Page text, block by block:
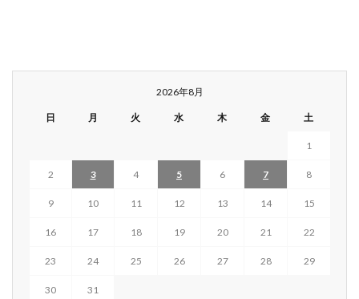
2026年8月
日 月 火 水 木 金 土
1
2 3 4 5 6 7 8
9 10 11 12 13 14 15
16 17 18 19 20 21 22
23 24 25 26 27 28 29
30
31